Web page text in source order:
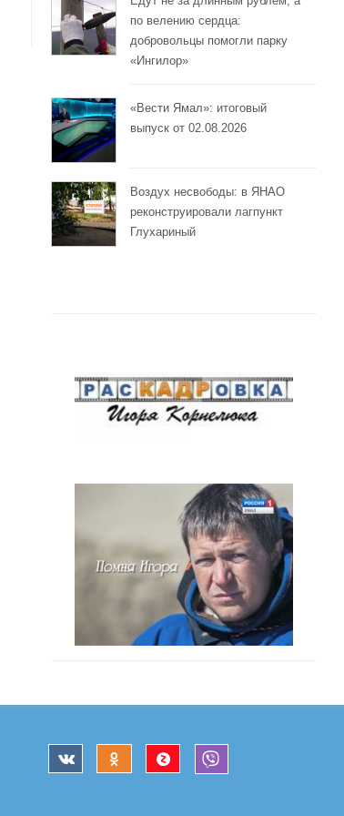
по велению сердца:
добровольцы помогли парку
«Ингилор»
«Вести Ямал»: итоговый
выпуск от 02.08.2026
Воздух несвободы: в ЯНАО
реконструировали лагпункт
Глухариный